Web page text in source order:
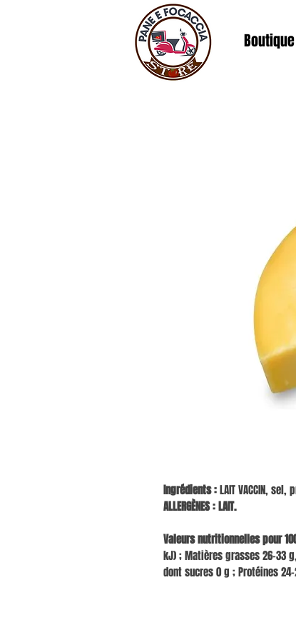
Boutique
Ingrédients :LAIT VACCIN,
ALLERGÈNES : LAIT.
Valeurs nutritionnelles pour
kJ) ; Matières grasses 26-33
dont sucres 0 g ; Protéines